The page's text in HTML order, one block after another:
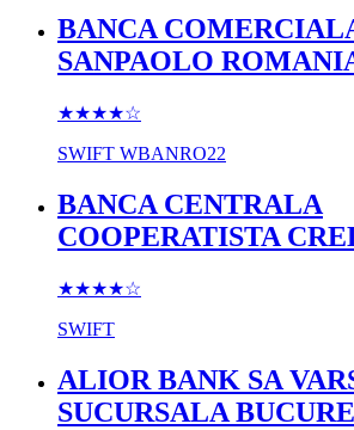
BANCA
SANPAOLO
★★★★☆
SWIFT WBANRO22
BANCA CENTRALA
COOPERATISTA
★★★★☆
SWIFT
ALIOR BANK SA
SUCURSALA